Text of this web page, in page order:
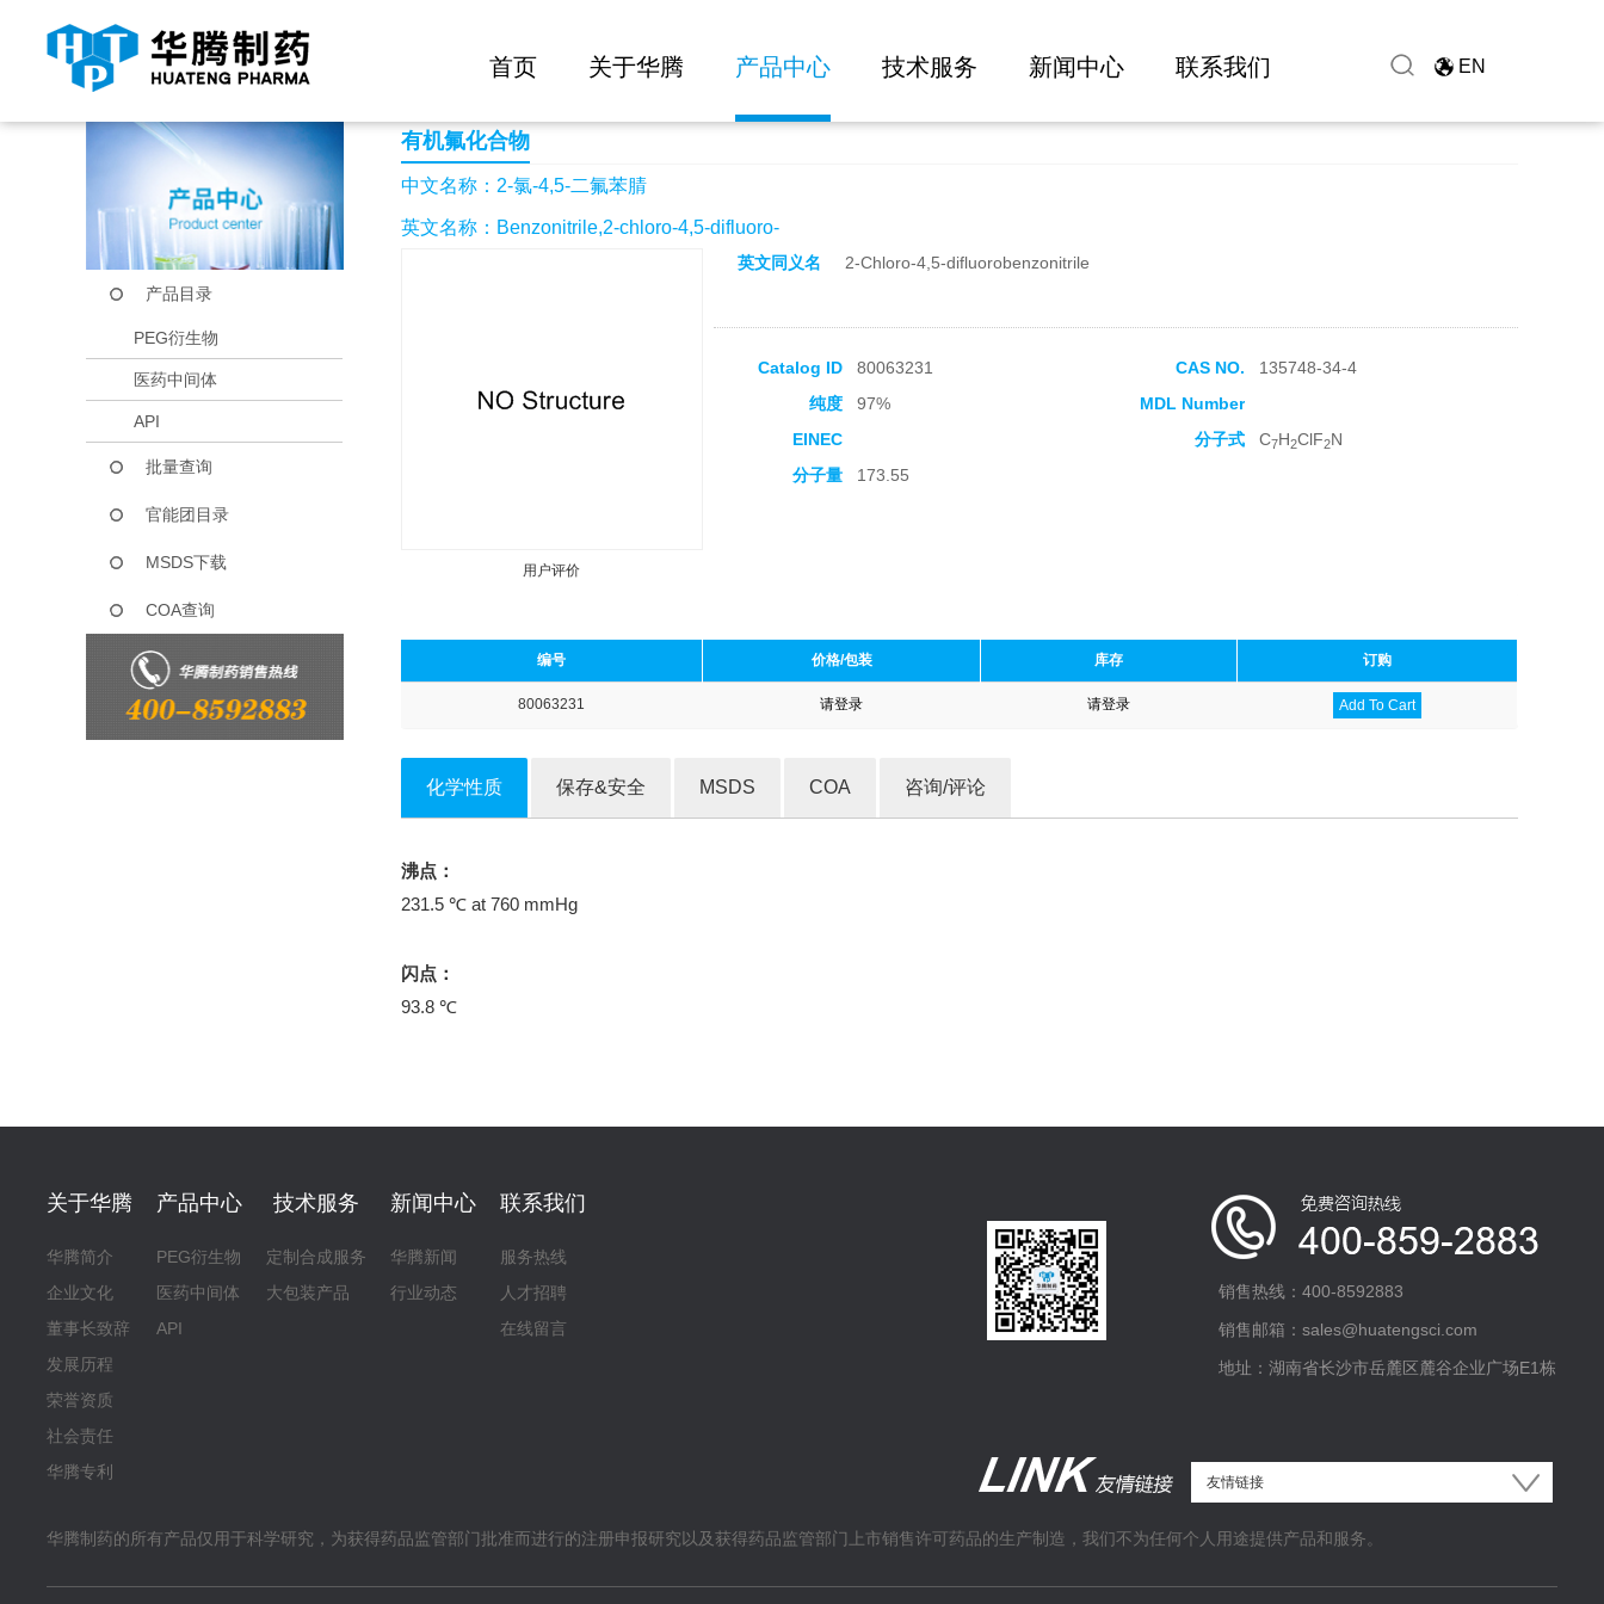
首页 关于华腾 产品中心 技术服务 新闻中心 联系我们 EN
当前位置： 首页 产品中心 2-氯-4,5-二氟苯腈
产品目录
PEG衍生物
医药中间体
API
批量查询
官能团目录
MSDS下载
COA查询
有机氟化合物
中文名称：2-氯-4,5-二氟苯腈
英文名称：Benzonitrile,2-chloro-4,5-difluoro-
用户评价
英文同义名 2-Chloro-4,5-difluorobenzonitrile
Catalog ID 80063231 CAS NO.
135748-34-4
纯度
97%
MDL Number
EINEC
分子式 C7H2ClF2N
分子量
173.55
编号 价格/包装 库存 订购
80063231 请登录 请登录 Add To Cart
化学性质 保存&安全 MSDS COA 咨询/评论
沸点：
231.5 ℃ at 760 mmHg
闪点：
93.8 ℃
关于华腾
华腾简介
企业文化
董事长致辞
发展历程
荣誉资质
社会责任
华腾专利
产品中心
PEG衍生物
医药中间体
API
技术服务
定制合成服务
大包装产品
新闻中心
华腾新闻
行业动态
联系我们
服务热线
人才招聘
在线留言
销售热线：400-8592883
销售邮箱：sales@huatengsci.com
地址：湖南省长沙市岳麓区麓谷企业广场E1栋
华腾制药的所有产品仅用于科学研究，为获得药品监管部门批准而进行的注册申报研究以及获得药品监管部门上市销售许可药品的生产制造，我们不为任何个人用途提供产品和服务。